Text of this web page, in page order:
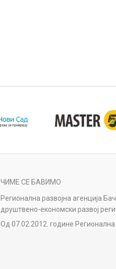
ЧИМЕ СЕ БАВИМО
Регионална развојна агенција
друштвено-економски развој
Од 07.02.2012. године Регионална